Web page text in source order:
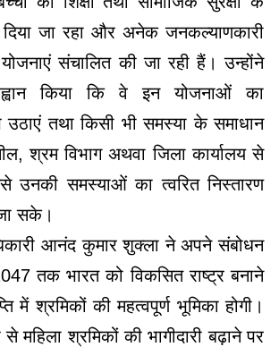
दिया जा रहा और अनेक जनकल्याणकारी
संचालित की जा रही हैं। उन्होंने
किया कि वे इन योजनाओं का
तथा किसी भी समस्या के समाधान
श्रम विभाग अथवा जिला कार्यालय से
उनकी समस्याओं का त्वरित निस्तारण
सके।
आनंद कुमार शुक्ला ने अपने संबोधन
तक भारत को विकसित राष्ट्र बनाने
में श्रमिकों की महत्वपूर्ण भूमिका होगी।
महिला श्रमिकों की भागीदारी बढ़ाने पर